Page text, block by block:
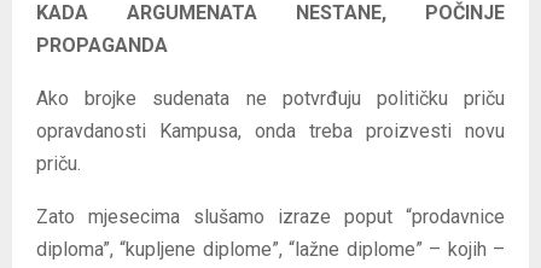
KADA ARGUMENATA NESTANE, POČINJE
PROPAGANDA
Ako brojke sudenata ne potvrđuju političku priču
opravdanosti Kampusa, onda treba proizvesti novu
priču.
Zato mjesecima slušamo izraze poput “prodavnice
diploma”, “kupljene diplome”, “lažne diplome” – kojih –